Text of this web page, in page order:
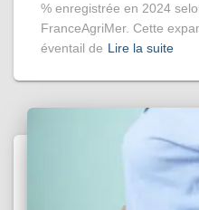
% enregistrée en 2024
FranceAgriMer. Cette
éventail de Lire la suite